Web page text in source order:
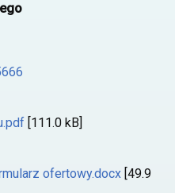
[111.0 kB]
ofertowy.docx [49.9